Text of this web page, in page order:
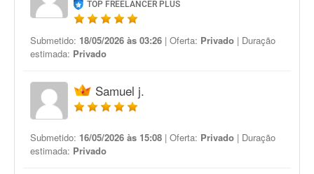
TOP FREELANCER PLUS
Submetido: 18/05/2026 às 03:26 | Oferta: Privado | Duração
estimada: Privado
Samuel j.
Submetido: 16/05/2026 às 15:08 | Oferta: Privado | Duração
estimada: Privado